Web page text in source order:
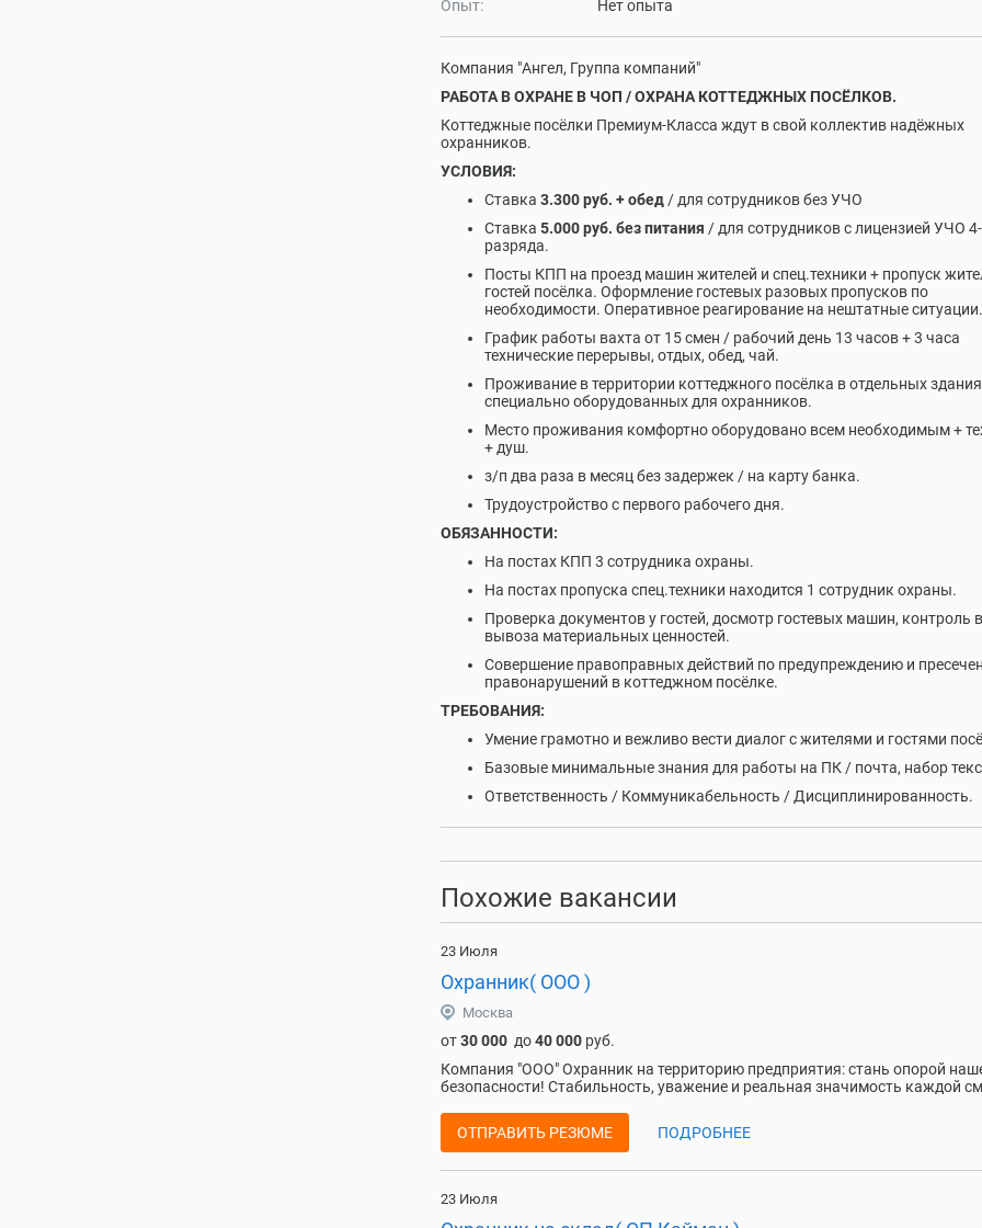
Опыт: Нет опыта
Компания "Ангел, Группа компаний"
РАБОТА В ОХРАНЕ В ЧОП / ОХРАНА КОТТЕДЖНЫХ ПОСЁЛКОВ.
Коттеджные посёлки Премиум-Класса ждут в свой коллектив надёжных
охранников.
УСЛОВИЯ:
Ставка 3.300 руб. + обед / для сотрудников без УЧО
Ставка 5.000 руб. без питания / для сотрудников с лицензией УЧО
разряда.
Посты КПП на проезд машин жителей и спец.техники + пропуск
гостей посёлка. Оформление гостевых разовых пропусков по
необходимости. Оперативное реагирование на нештатные ситуации.
График работы вахта от 15 смен / рабочий день 13 часов + 3 часа
технические перерывы, отдых, обед, чай.
Проживание в территории коттеджного посёлка в отдельных
специально оборудованных для охранников.
Место проживания комфортно оборудовано всем необходимым +
+ душ.
з/п два раза в месяц без задержек / на карту банка.
Трудоустройство с первого рабочего дня.
ОБЯЗАННОСТИ:
На постах КПП 3 сотрудника охраны.
На постах пропуска спец.техники находится 1 сотрудник охраны.
Проверка документов у гостей, досмотр гостевых машин, контроль
вывоза материальных ценностей.
Совершение правоправных действий по предупреждению и
правонарушений в коттеджном посёлке.
ТРЕБОВАНИЯ:
Умение грамотно и вежливо вести диалог с жителями и гостями
Базовые минимальные знания для работы на ПК / почта, набор
Ответственность / Коммуникабельность / Дисциплинированность.
Похожие вакансии
23 Июля
Охранник( ООО )
Москва
от30 000 до40 000 руб.
Компания "ООО" Охранник на территорию предприятия: стань опорой
безопасности! Стабильность, уважение и реальная значимость каждой
ОТПРАВИТЬ РЕЗЮМЕ ПОДРОБНЕЕ
23 Июля